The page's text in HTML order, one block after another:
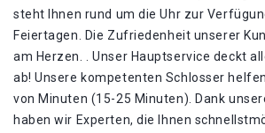
steht Ihnen rund um die Uhr zur
Feiertagen. Die Zufriedenheit unserer
am Herzen. . Unser Hauptservice deckt
ab! Unsere kompetenten Schlosser
von Minuten (15-25 Minuten). Dank
haben wir Experten, die Ihnen